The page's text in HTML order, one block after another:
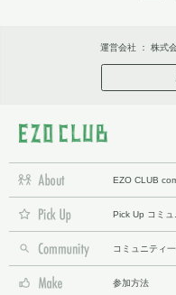
運営会社 ： 株式
EZO CLUB
Pick Up コミュ
コミュニティ
参加方法